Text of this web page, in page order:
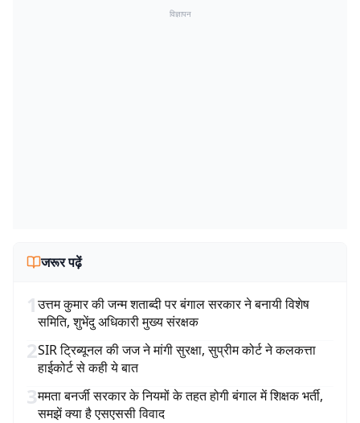
विज्ञापन
जरूर पढ़ें
1उत्तम कुमार की जन्म शताब्दी पर बंगाल सरकार ने बनायी विशेष
समिति, शुभेंदु अधिकारी मुख्य संरक्षक
2SIR ट्रिब्यूनल की जज ने मांगी सुरक्षा, सुप्रीम कोर्ट ने कलकत्ता
हाईकोर्ट से कही ये बात
3ममता बनर्जी सरकार के नियमों के तहत होगी बंगाल में शिक्षक भर्ती,
समझें क्या है एसएससी विवाद